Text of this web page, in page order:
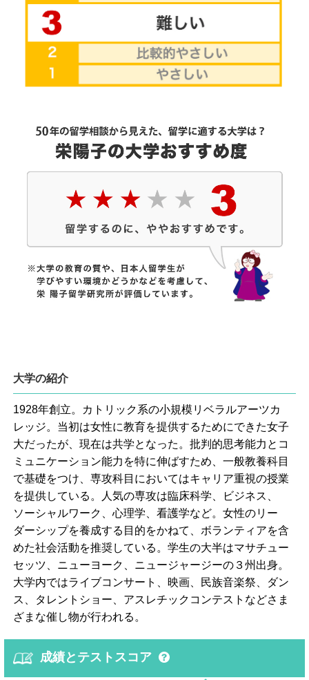
大学の紹介
1928年創立。カトリック系の小規模リベラルアーツカ
レッジ。当初は女性に教育を提供するためにできた女子
大だったが、現在は共学となった。批判的思考能力とコ
ミュニケーション能力を特に伸ばすため、一般教養科目
で基礎をつけ、専攻科目においてはキャリア重視の授業
を提供している。人気の専攻は臨床科学、ビジネス、
ソーシャルワーク、心理学、看護学など。女性のリー
ダーシップを養成する目的をかねて、ボランティアを含
めた社会活動を推奨している。学生の大半はマサチュー
セッツ、ニューヨーク、ニュージャージーの３州出身。
大学内ではライブコンサート、映画、民族音楽祭、ダン
ス、タレントショー、アスレチックコンテストなどさま
ざまな催し物が行われる。
成績とテストスコア